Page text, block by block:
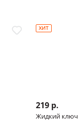
ХИТ
219 р.
Жидкий ключ